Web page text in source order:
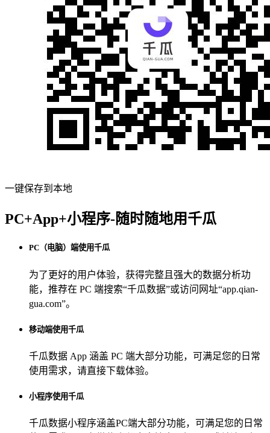
一键保存到本地
PC+App+小程序-随时随地用千瓜
PC（电脑）端使用千瓜
为了更好的用户体验，获得完整且强大的数据分析功
能，推荐在 PC 端搜索“千瓜数据”或访问网址“app.qian-
gua.com”。
移动端使用千瓜
千瓜数据 App 涵盖 PC 端大部分功能，可满足您的日常
使用需求，请直接下载体验。
小程序使用千瓜
千瓜数据小程序涵盖PC端大部分功能，可满足您的日常